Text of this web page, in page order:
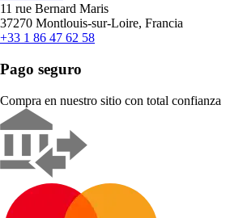
11 rue Bernard Maris
37270 Montlouis-sur-Loire, Francia
+33 1 86 47 62 58
Pago seguro
Compra en nuestro sitio con total confianza